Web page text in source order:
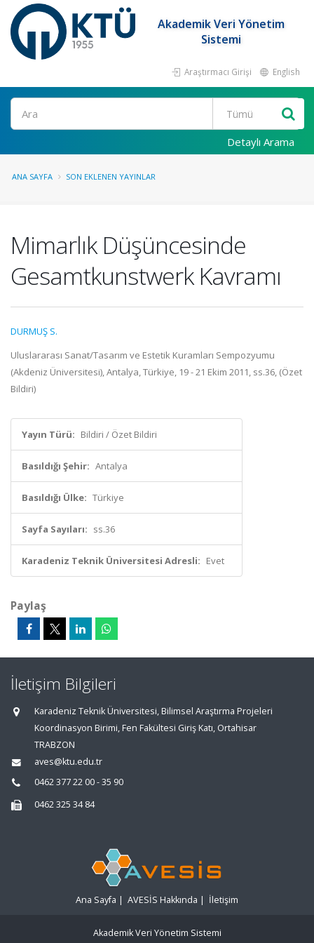
Akademik Veri Yönetim
Sistemi
Araştırmacı Girişi English
Ara
Detaylı Arama
ANA SAYFA SON EKLENEN YAYINLAR
Mimarlık Düşüncesinde
Gesamtkunstwerk Kavramı
DURMUŞ S.
Uluslararası Sanat/Tasarım ve Estetik Kuramları Sempozyumu
(Akdeniz Üniversitesi), Antalya, Türkiye, 19 - 21 Ekim 2011, ss.36, (Özet
Bildiri)
Yayın Türü: Bildiri / Özet Bildiri
Basıldığı Şehir: Antalya
Basıldığı Ülke: Türkiye
Sayfa Sayıları: ss.36
Karadeniz Teknik Üniversitesi Adresli: Evet
Paylaş
İletişim Bilgileri
Karadeniz Teknik Üniversitesi, Bilimsel Araştırma Projeleri
Koordinasyon Birimi, Fen Fakültesi Giriş Katı, Ortahisar
TRABZON
aves@ktu.edu.tr
0462 377 22 00 - 35 90
0462 325 34 84
Ana Sayfa | AVESİS Hakkında | İletişim
Akademik Veri Yönetim Sistemi